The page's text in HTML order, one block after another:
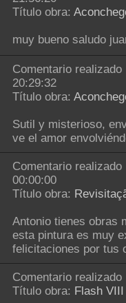
Título obra:
muy bueno saludo
Comentario
20:29:32
Título obra:
Sutil y misterioso,
ve el amor
Comentario
00:00:00
Título obra:
Antonio tienes obras
esta pintura es muy
felicitaciones por tus
Comentario
Título obra: Flash VIII